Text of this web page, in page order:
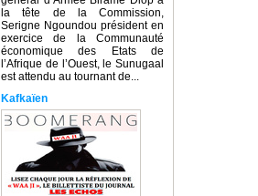
la tête de la Commission,
Serigne Ngoundou président en
exercice de la Communauté
économique des Etats de
l’Afrique de l’Ouest, le Sunugaal
est attendu au tournant de...
Kafkaïen